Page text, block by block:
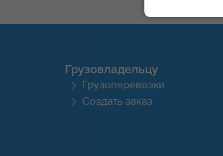
Грузовладельцу
Грузоперевозки
Создать заказ